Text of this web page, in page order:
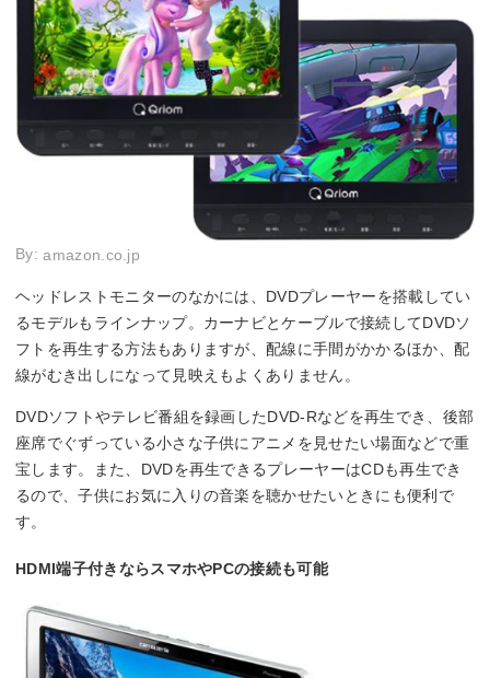
By:amazon.co.jp
ヘッドレストモニターのなかには、DVDプレーヤーを搭載してい
るモデルもラインナップ。カーナビとケーブルで接続してDVDソ
フトを再生する方法もありますが、配線に手間がかかるほか、配
線がむき出しになって見映えもよくありません。
DVDソフトやテレビ番組を録画したDVD-Rなどを再生でき、後部
座席でぐずっている小さな子供にアニメを見せたい場面などで重
宝します。また、DVDを再生できるプレーヤーはCDも再生でき
るので、子供にお気に入りの音楽を聴かせたいときにも便利で
す。
HDMI端子付きならスマホやPCの接続も可能